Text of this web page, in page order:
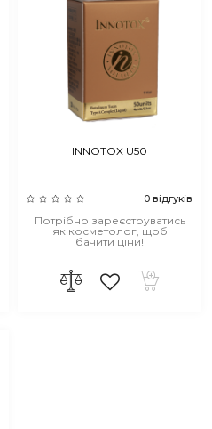
INNOTOX U50
0 відгуків
Потрібно зареєструватись
як косметолог, щоб
бачити ціни!